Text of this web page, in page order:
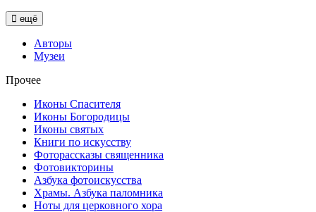
ещё
Авторы
Музеи
Прочее
Иконы Спасителя
Иконы Богородицы
Иконы святых
Книги по искусству
Фоторассказы священника
Фотовикторины
Азбука фотоискусства
Храмы. Азбука паломника
Ноты для церковного хора